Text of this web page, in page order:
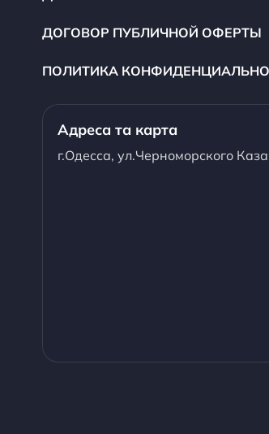
ДОГОВОР ПУБЛИЧНОЙ ОФЕРТЫ
ПОЛИТИКА
Адреса та карта
г.Одесса, ул.Черноморского